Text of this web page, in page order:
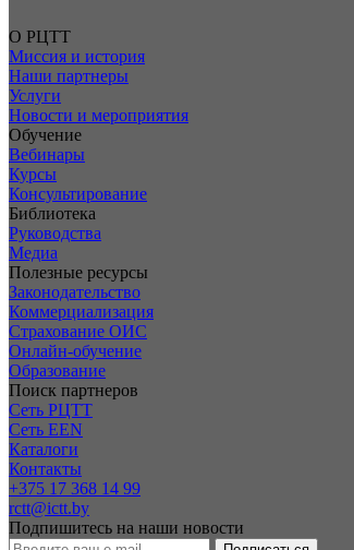
О РЦТТ
Миссия и история
Наши партнеры
Услуги
Новости и мероприятия
Обучение
Вебинары
Курсы
Консультирование
Библиотека
Руководства
Медиа
Полезные ресурсы
Законодательство
Коммерциализация
Страхование ОИС
Онлайн-обучение
Образование
Поиск партнеров
Сеть РЦТТ
Сеть EEN
Каталоги
Контакты
+375 17 368 14 99
rctt@ictt.by
Подпишитесь на наши новости